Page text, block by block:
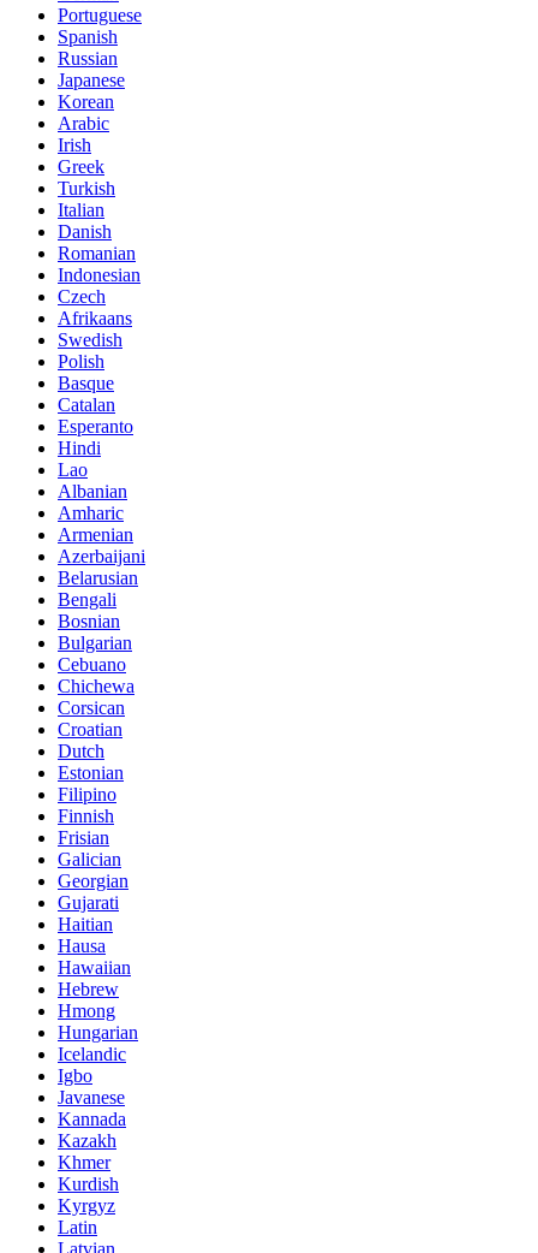
Portuguese
Spanish
Russian
Japanese
Korean
Arabic
Irish
Greek
Turkish
Italian
Danish
Romanian
Indonesian
Czech
Afrikaans
Swedish
Polish
Basque
Catalan
Esperanto
Hindi
Lao
Albanian
Amharic
Armenian
Azerbaijani
Belarusian
Bengali
Bosnian
Bulgarian
Cebuano
Chichewa
Corsican
Croatian
Dutch
Estonian
Filipino
Finnish
Frisian
Galician
Georgian
Gujarati
Haitian
Hausa
Hawaiian
Hebrew
Hmong
Hungarian
Icelandic
Igbo
Javanese
Kannada
Kazakh
Khmer
Kurdish
Kyrgyz
Latin
Latvian